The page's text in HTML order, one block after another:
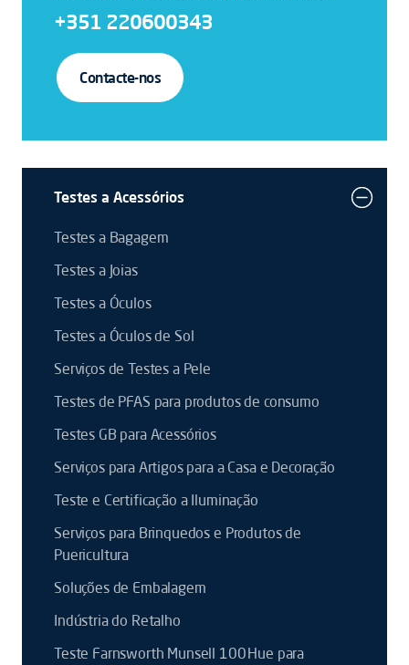
+351 220600343
Contacte-nos
Testes a Acessórios
Testes a Bagagem
Testes a Joias
Testes a Óculos
Testes a Óculos de Sol
Serviços de Testes a Pele
Testes de PFAS para produtos de consumo
Testes GB para Acessórios
Serviços para Artigos para a Casa e Decoração
Teste e Certificação a Iluminação
Serviços para Brinquedos e Produtos de
Puericultura
Soluções de Embalagem
Indústria do Retalho
Teste Farnsworth Munsell 100 Hue para